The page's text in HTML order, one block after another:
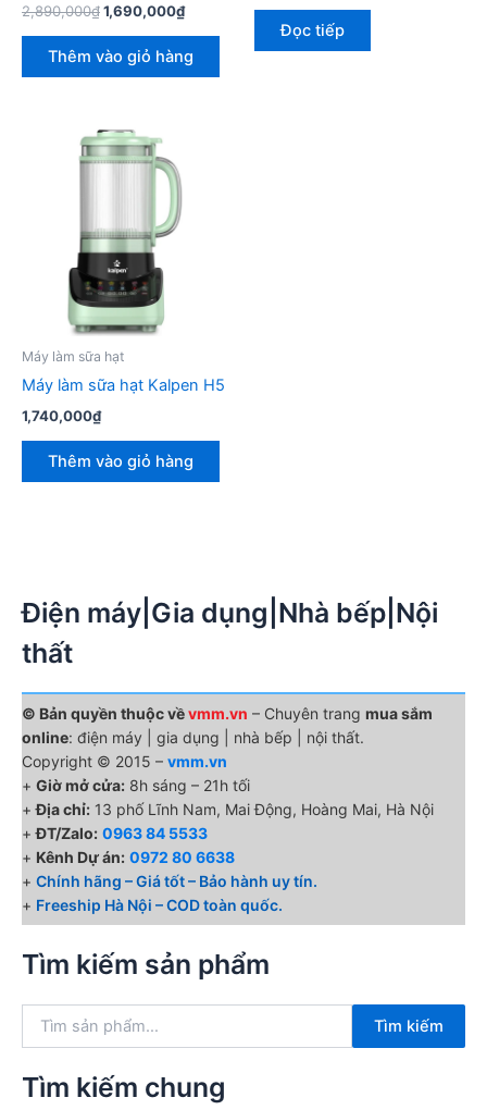
2,890,000₫Giá
là:
2,890,000₫.
1,690,000₫Giá
là:
Thêm vào giỏ hàng
Đọc tiếp
Máy làm sữa hạt
Máy làm sữa hạt Kalpen H5
1,740,000₫
Thêm vào giỏ hàng
Điện máy|Gia dụng|Nhà bếp|Nội
thất
© Bản quyền thuộc vềvmm.vn – Chuyên trang mua sắm
online: điện máy | gia dụng | nhà bếp | nội thất.
Copyright © 2015 – vmm.vn
+ Giờ mở cửa: 8h sáng – 21h tối
+Địa chỉ: 13 phố Lĩnh Nam, Mai Động, Hoàng Mai, Hà Nội
+ĐT/Zalo: 0963 84 5533
+ Kênh Dự án: 0972 80 6638
+ Chính hãng – Giá tốt – Bảo hành uy tín.
+ Freeship Hà Nội – COD toàn quốc.
Tìm kiếm sản phẩm
k
Tìm kiếm
Tìm kiếm chung